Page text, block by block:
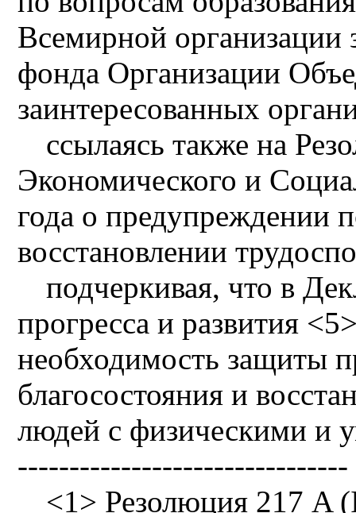
Всемирной организации
фонда Организации
заинтересованных
ссылаясь также на
Экономического и
года о предупреждении
восстановлении
подчеркивая, что в
прогресса и развития
необходимость защиты
благосостояния и
людей с физическими и
--------------------------------
<1> Резолюция 217 A